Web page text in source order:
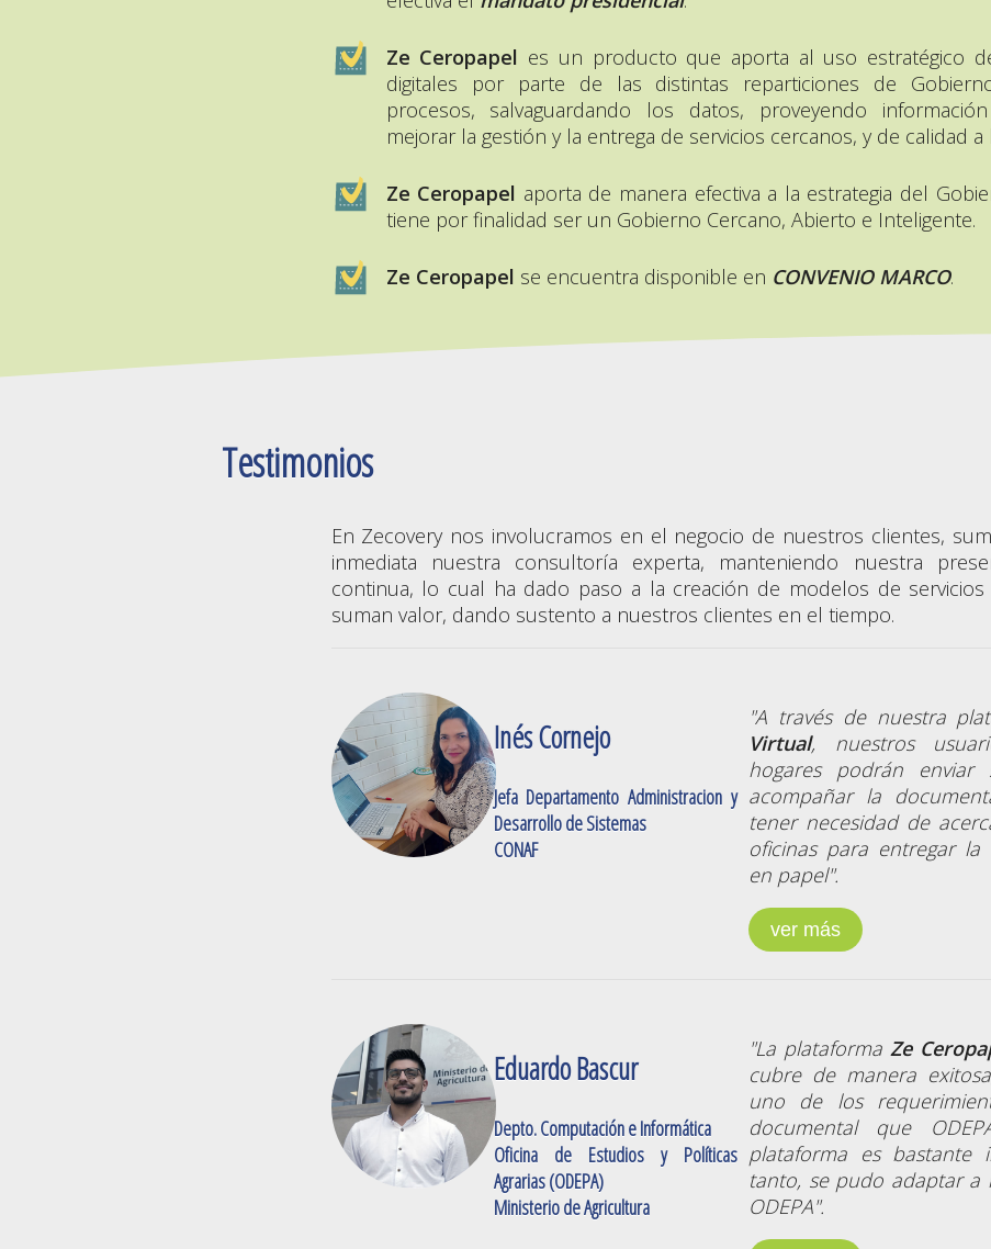
Ze Ceropapel es un producto que aporta al uso estratégico
digitales por parte de las distintas reparticiones de
procesos, salvaguardando los datos, proveyendo
mejorar la gestión y la entrega de servicios cercanos, y de calidad a
Ze Ceropapel aporta de manera efectiva a la estrategia del
tiene por finalidad ser un Gobierno Cercano, Abierto e Inteligente.
Ze Ceropapel se encuentra disponible en CONVENIO MARCO.
Testimonios
En Zecovery nos involucramos en el negocio de nuestros clientes,
inmediata nuestra consultoría experta, manteniendo nuestra
continua, lo cual ha dado paso a la creación de modelos de
suman valor, dando sustento a nuestros clientes en el tiempo.
Inés Cornejo
Jefa Departamento Administracion y
Desarrollo de Sistemas
CONAF
"A través de nuestra
Virtual, nuestros
hogares podrán enviar
acompañar la
tener necesidad de
oficinas para entregar la
en papel".
ver más
Eduardo Bascur
Depto. Computación e Informática
Oficina de Estudios y Políticas
Agrarias (ODEPA)
Ministerio de Agricultura
"La plataforma Ze
cubre de manera
uno de los
documental que
plataforma es bastante
tanto, se pudo adaptar a
ODEPA".